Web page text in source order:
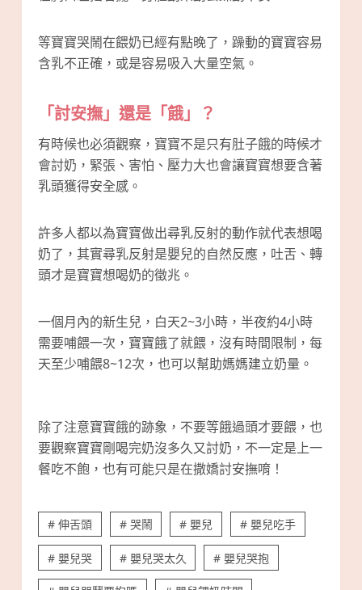
等寶寶哭鬧在餵奶已經有點晚了，躁動的寶寶容易
含乳不正確，或是容易吸入大量空氣。
「討安撫」還是「餓」？
有時候也必須觀察，寶寶不是只有肚子餓的時候才
會討奶，緊張、害怕、壓力大也會讓寶寶想要含著
乳頭獲得安全感。
許多人都以為寶寶做出尋乳反射的動作就代表想喝
奶了，其實尋乳反射是嬰兒的自然反應，吐舌、轉
頭才是寶寶想喝奶的徵兆。
一個月內的新生兒，白天2~3小時，半夜約4小時
需要哺餵一次，寶寶餓了就餵，沒有時間限制，每
天至少哺餵8~12次，也可以幫助媽媽建立奶量。
除了注意寶寶餓的跡象，不要等餓過頭才要餵，也
要觀察寶寶剛喝完奶沒多久又討奶，不一定是上一
餐吃不飽，也有可能只是在撒嬌討安撫唷！
# 伸舌頭 # 哭鬧 # 嬰兒
# 嬰兒吃手
# 嬰兒哭
# 嬰兒哭太久
# 嬰兒哭抱